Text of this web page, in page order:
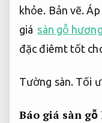
khỏe. Bản vẽ.
giá sàn gỗ
đặc điêmt tốt
Tường sàn. Tối
Báo giá sàn